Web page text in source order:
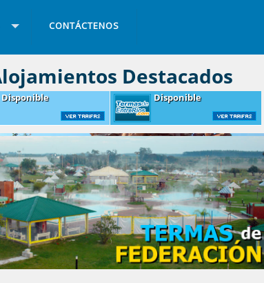
CONTÁCTENOS